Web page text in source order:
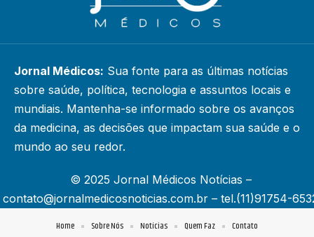
Jornal Médicos: Sua fonte para as últimas notícias
sobre saúde, política, tecnologia e assuntos locais e
mundiais. Mantenha-se informado sobre os avanços
da medicina, as decisões que impactam sua saúde e o
mundo ao seu redor.
© 2025 Jornal Médicos Notícias –
contato@jornalmedicosnoticias.com.br – tel.(11)91754-
Home Sobre Nós Notícias Quem Faz Contato